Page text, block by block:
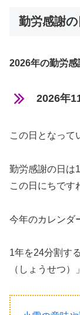
勤労感謝
2026年の勤労
2026年
この日となって
勤労感謝の日は
この日にちです
今年のカレンダ
1年を24分割する
（しょうせつ）